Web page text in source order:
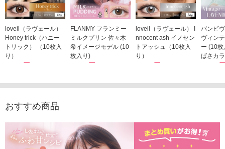
loveil（ラヴェール）
Honey trick（ハニー
トリック） （10枚入
り）
1,760円
FLANMY フランミー
ミルクプリン 佐々木
希イメージモデル (10
枚入り)
1,815円
loveil（ラヴェール） I
nnocent ash イノセン
トアッシュ（10枚入
り）
1,760円
バンビ
ヴィン
ー (10
ばさカ
1,848
おすすめ商品